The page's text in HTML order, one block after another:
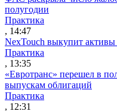
полугодии
Практика
, 14:47
NexTouch выкупит активы
Практика
, 13:35
«Евротранс» перешел в
выпускам облигаций
Практика
, 12:31